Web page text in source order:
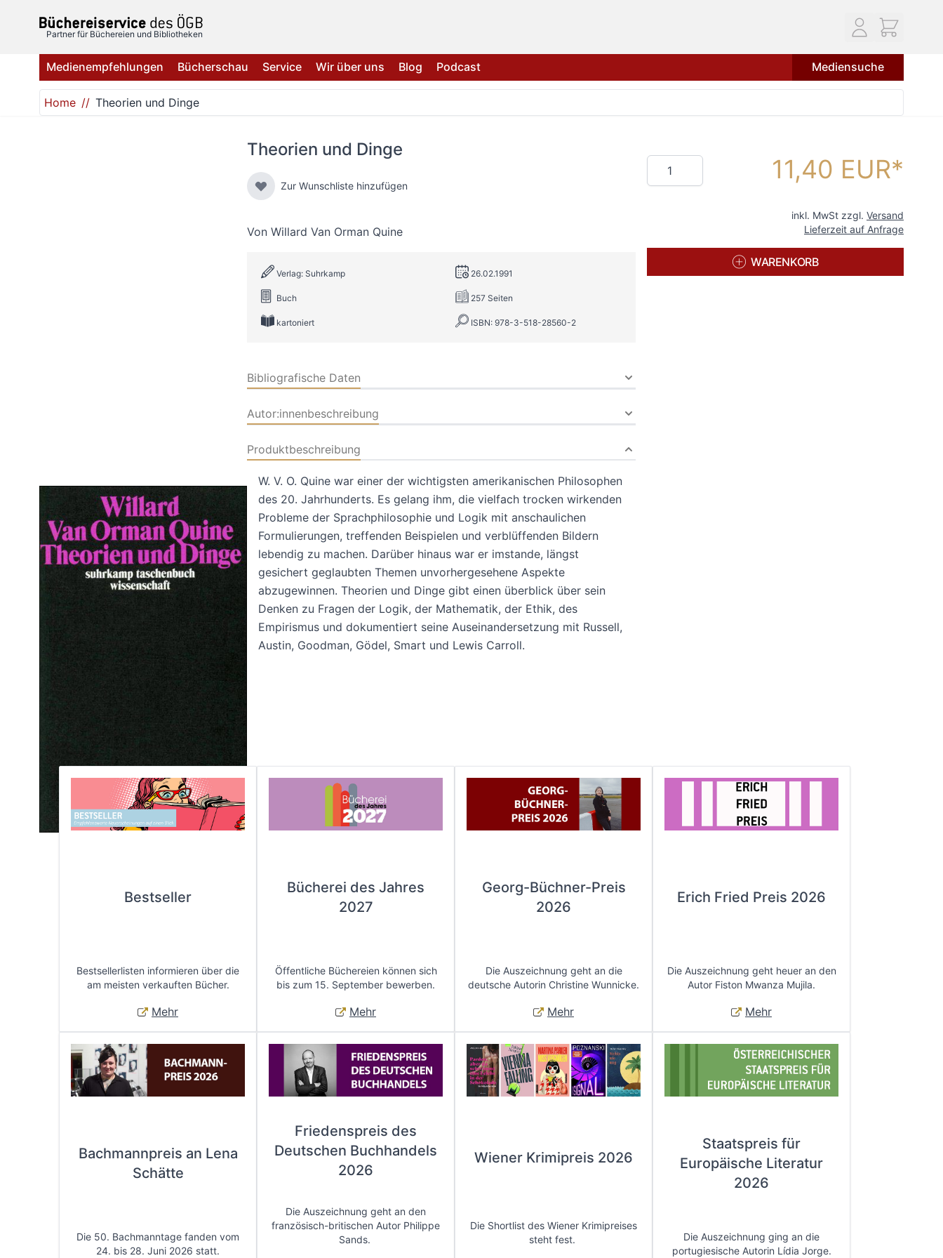
Partner für Büchereien und Bibliotheken
Medienempfehlungen Bücherschau Service Wir über uns Blog Podcast Mediensuche
Home Theorien und Dinge
Theorien und Dinge
Zur Wunschliste hinzufügen
Von Willard Van Orman Quine
Verlag: Suhrkamp 26.02.1991
Buch 257 Seiten
kartoniert ISBN: 978-3-518-28560-2
Bibliografische Daten
Autor:innenbeschreibung
Produktbeschreibung
W. V. O. Quine war einer der wichtigsten amerikanischen Philosophen
des 20. Jahrhunderts. Es gelang ihm, die vielfach trocken wirkenden
Probleme der Sprachphilosophie und Logik mit anschaulichen
Formulierungen, treffenden Beispielen und verblüffenden Bildern
lebendig zu machen. Darüber hinaus war er imstande, längst
gesichert geglaubten Themen unvorhergesehene Aspekte
abzugewinnen. Theorien und Dinge gibt einen überblick über sein
Denken zu Fragen der Logik, der Mathematik, der Ethik, des
Empirismus und dokumentiert seine Auseinandersetzung mit Russell,
Austin, Goodman, Gödel, Smart und Lewis Carroll.
Menge 11,40 EUR
inkl. MwSt zzgl. Versand
Lieferzeit auf Anfrage
WARENKORB
Bestseller
Bestsellerlisten informieren über die
am meisten verkauften Bücher.
Mehr
Bücherei des Jahres
2027
Öffentliche Büchereien können sich
bis zum 15. September bewerben.
Mehr
Georg-Büchner-Preis
2026
Die Auszeichnung geht an die
deutsche Autorin Christine Wunnicke.
Mehr
Erich Fried Preis 2026
Die Auszeichnung geht heuer an den
Autor Fiston Mwanza Mujila.
Mehr
Bachmannpreis an Lena
Schätte
Die 50. Bachmanntage fanden vom
24. bis 28. Juni 2026 statt.
Friedenspreis des
Deutschen Buchhandels
2026
Die Auszeichnung geht an den
französisch-britischen Autor Philippe
Sands.
Wiener Krimipreis 2026
Die Shortlist des Wiener Krimipreises
steht fest.
Staatspreis für
Europäische Literatur
2026
Die Auszeichnung ging an die
portugiesische Autorin Lídia Jorge.